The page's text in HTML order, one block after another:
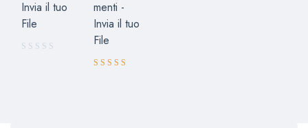
Invia il tuo
File
menti -
Invia il tuo
File